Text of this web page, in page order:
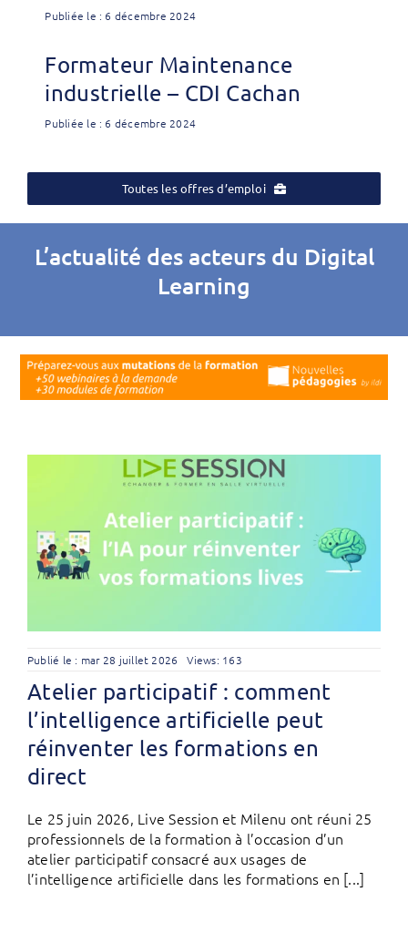
Publiée le : 6 décembre 2024
Formateur Maintenance
industrielle – CDI Cachan
Publiée le : 6 décembre 2024
Toutes les offres d’emploi
L’actualité des acteurs du Digital
Learning
Publié le : mar 28 juillet 2026 Views: 163
Atelier participatif : comment
l’intelligence artificielle peut
réinventer les formations en
direct
Le 25 juin 2026, Live Session et Milenu ont réuni 25
professionnels de la formation à l’occasion d’un
atelier participatif consacré aux usages de
l’intelligence artificielle dans les formations en [...]